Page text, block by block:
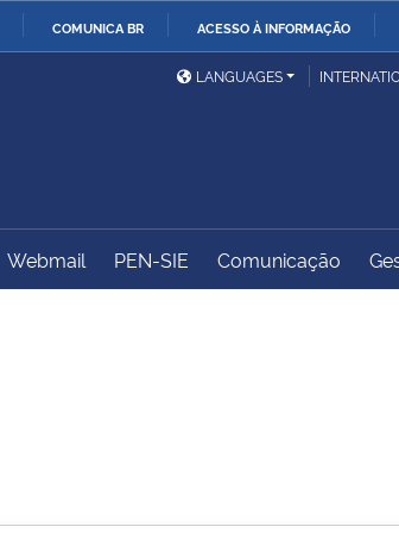
COMUNICA BR ACESSO À INFORMAÇÃO
Ministério das Relações
Exteriores
Controladoria-Geral da
LANGUAGES
Webmail PEN-SIE Comunicação